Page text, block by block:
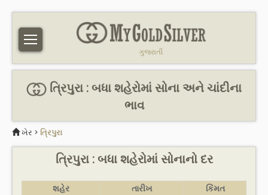
ગુજરાતી
ત્રિપુરા : બધા શહેરોમાં સોના અને ચાંદીના
ભાવ
ખેર > ત્રિપુરા
ત્રિપુરા : બધા શહેરોમાં સોનાનો દર
શહેર તારીખ
કિંમત